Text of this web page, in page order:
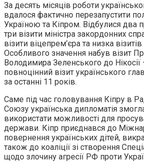
За десять місяців роботи
вдалося фактично перезапустити
Україною та Кіпром. Відбулися два
три візити міністра закордонних
візити віцепрем’єра та низка
Особливого значення набув візит
Володимира Зеленського до
повноцінний візит українського
за останні 11 років.
Саме під час головування Кіпру в
Союзу українська дипломатія
використати можливості для
держави. Кіпр приєднався до
повернення українських дітей,
також до коаліції зі створення
щодо злочину агресії РФ проти